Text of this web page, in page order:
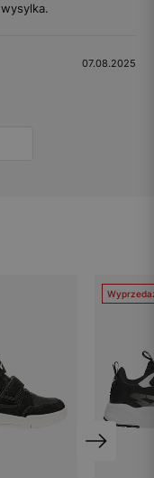
07.08.2025